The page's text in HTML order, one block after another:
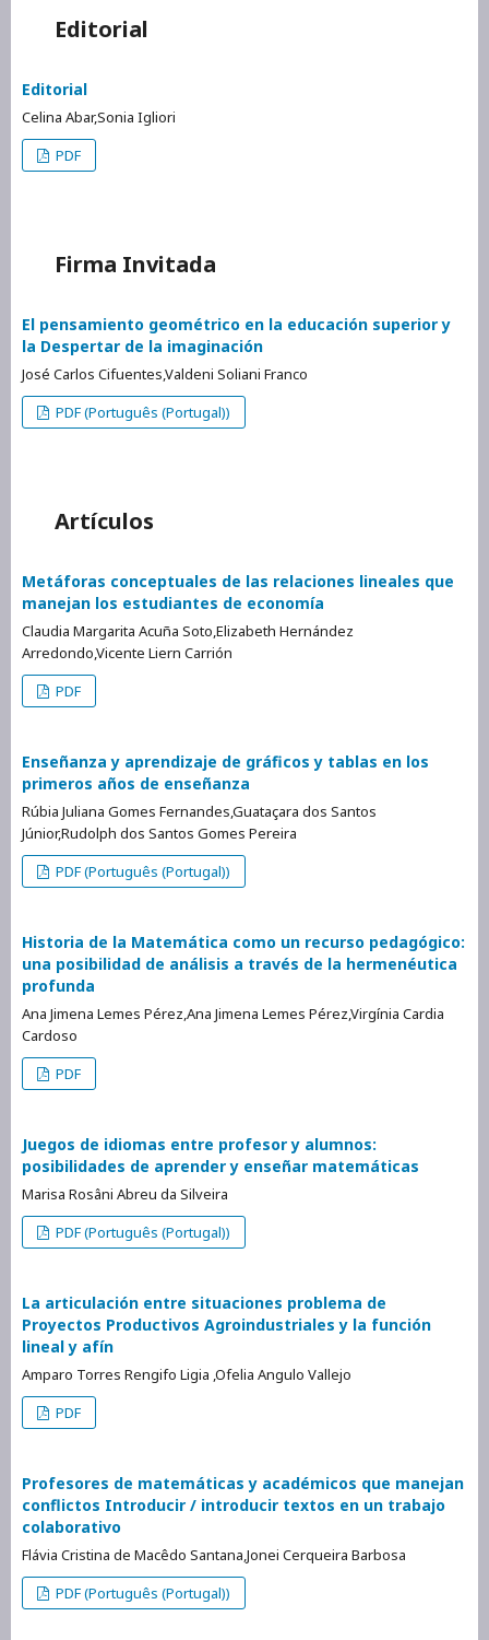
Editorial
Editorial
Celina Abar,Sonia Igliori
PDF
Firma Invitada
El pensamiento geométrico en la educación superior y
la Despertar de la imaginación
José Carlos Cifuentes,Valdeni Soliani Franco
PDF (Português (Portugal))
Artículos
Metáforas conceptuales de las relaciones lineales que
manejan los estudiantes de economía
Claudia Margarita Acuña Soto,Elizabeth Hernández
Arredondo,Vicente Liern Carrión
PDF
Enseñanza y aprendizaje de gráficos y tablas en los
primeros años de enseñanza
Rúbia Juliana Gomes Fernandes,Guataçara dos Santos
Júnior,Rudolph dos Santos Gomes Pereira
PDF (Português (Portugal))
Historia de la Matemática como un recurso pedagógico:
una posibilidad de análisis a través de la hermenéutica
profunda
Ana Jimena Lemes Pérez,Ana Jimena Lemes Pérez,Virgínia Cardia
Cardoso
PDF
Juegos de idiomas entre profesor y alumnos:
posibilidades de aprender y enseñar matemáticas
Marisa Rosâni Abreu da Silveira
PDF (Português (Portugal))
La articulación entre situaciones problema de
Proyectos Productivos Agroindustriales y la función
lineal y afín
Amparo Torres Rengifo Ligia ,Ofelia Angulo Vallejo
PDF
Profesores de matemáticas y académicos que manejan
conflictos Introducir / introducir textos en un trabajo
colaborativo
Flávia Cristina de Macêdo Santana,Jonei Cerqueira Barbosa
PDF (Português (Portugal))